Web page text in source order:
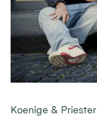
Koenige & Priester